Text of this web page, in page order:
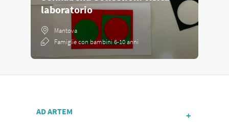
laboratorio
Mantova
Famiglie con bambini 6-10 anni
AD ARTEM